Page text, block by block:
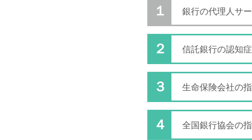
銀行の代理人サ
信託銀行の認知症
生命保険会社の
全国銀行協会の